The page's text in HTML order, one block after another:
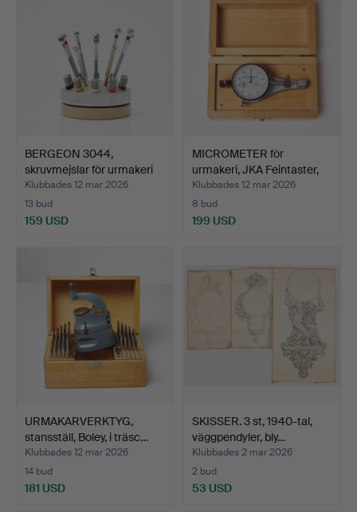
BERGEON 3044,
skruvmejslar för urmakeri
me…
Klubbades 12 mar 2026
13 bud
159 USD
MICROMETER för
urmakeri, JKA Feintaster,
1…
Klubbades 12 mar 2026
8 bud
199 USD
URMAKARVERKTYG,
stansställ, Boley, i träsc…
Klubbades 12 mar 2026
14 bud
181 USD
SKISSER. 3 st, 1940-tal,
väggpendyler, bly…
Klubbades 2 mar 2026
2 bud
53 USD